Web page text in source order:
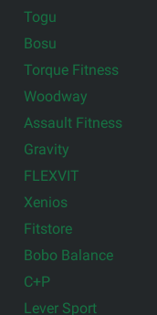
Togu
Bosu
Torque Fitness
Woodway
Assault Fitness
Gravity
FLEXVIT
Xenios
Fitstore
Bobo Balance
C+P
Lever Sport